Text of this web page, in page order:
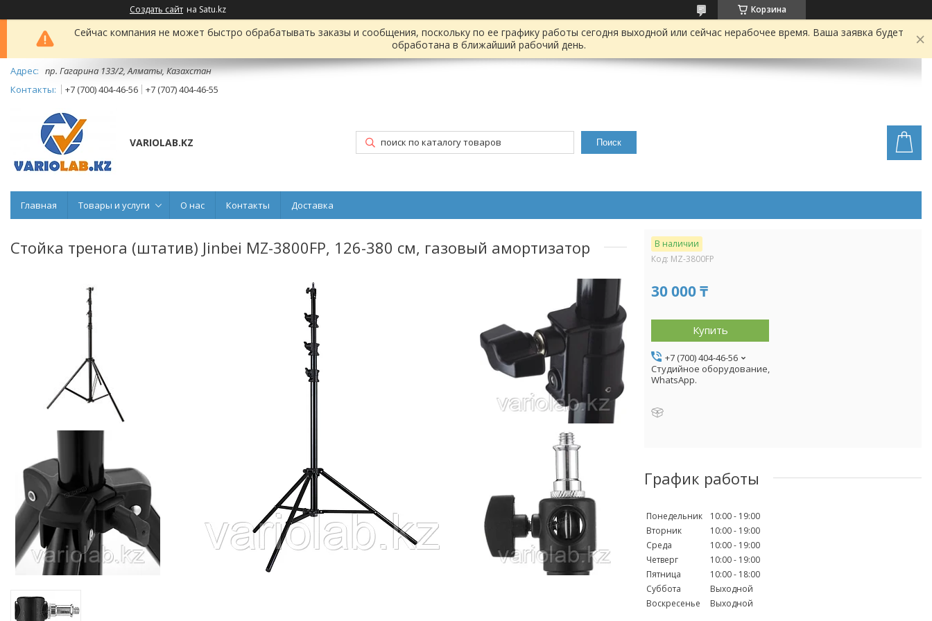
Создать сайт на Satu.kz Корзина
Сейчас компания не может быстро обрабатывать заказы и сообщения, поскольку по ее графику работы сегодня выходной или сейчас нерабочее время. Ваша заявка будет
обработана в ближайший рабочий день.
пр. Гагарина 133/2, Алматы, Казахстан
+7 (700) 404-46-56
+7 (707) 404-46-55
VARIOLAB.KZ Поиск
Главная Товары и услуги О нас Контакты Доставка
Стойка тренога (штатив) Jinbei MZ-3800FP, 126-380 см, газовый амортизатор
В наличии
Код: MZ-3800FP
30 000 ₸
Купить
+7 (700) 404-46-56
Студийное оборудование,
WhatsApp.
График работы
Понедельник 10:00
19:00
Вторник
10:00
19:00
Среда
10:00
19:00
Четверг
10:00
19:00
Пятница
10:00
18:00
Суббота
Выходной
Воскресенье
Выходной